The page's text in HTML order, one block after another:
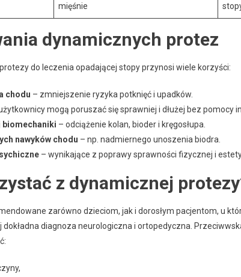
mięśnie
dynamicznych protez
do leczenia opadającej stopy przynosi wiele korzyści:
chodu – zmniejszenie ryzyka potknięć i upadków.
mogą poruszać się sprawniej i dłużej bez pomocy
biomechaniki – odciążenie kolan, bioder i kręgosłupa.
nawyków chodu – np. nadmiernego unoszenia biodra.
– wynikające z poprawy sprawności fizycznej i
z dynamicznej
zarówno dzieciom, jak i dorosłym pacjentom, u
diagnoza neurologiczna i ortopedyczna.